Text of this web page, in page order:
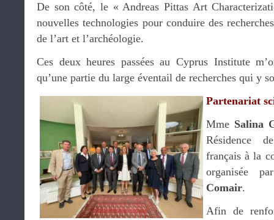
De son côté, le « Andreas Pittas Art
nouvelles technologies pour conduire des
de l’art et l’archéologie.
Ces deux heures passées au Cyprus Institute
qu’une partie du large éventail de recherches qui y
Partenariat
Mme Salina
Résidence
français à la
organisée
Comair.
Afin de